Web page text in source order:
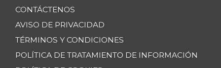
CONTÁCTENOS
AVISO DE PRIVACIDAD
TÉRMINOS Y CONDICIONES
POLÍTICA DE TRATAMIENTO DE INFORMACIÓN